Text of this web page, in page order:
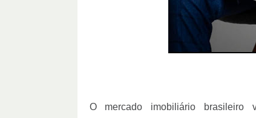
O mercado imobiliário brasileiro